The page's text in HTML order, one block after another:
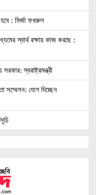
: মির্জা ফখরুল
স্বার্থ রক্ষায় কাজ করছে :
স্বরাষ্ট্রমন্ত্রী
সম্মেলন: যোগ দিচ্ছেন
মিয়ানমারের প্রেসিডেন্ট